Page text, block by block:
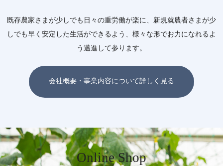
既存農家さまが少しでも日々の重労働が楽に、新規就農者さまが少
しでも早く安定した生活ができるよう、様々な形でお力になれるよ
う邁進して参ります。
会社概要・事業内容について詳しく見る
Online Shop